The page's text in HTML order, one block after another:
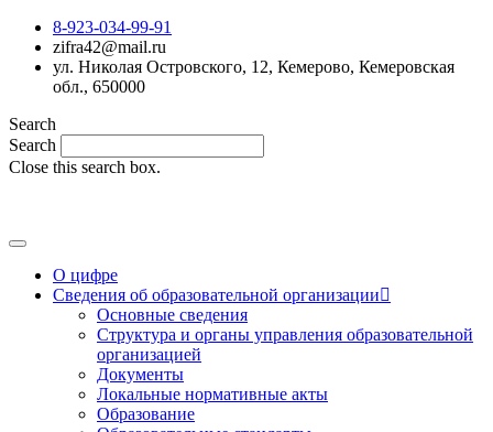
8-923-034-99-91
zifra42@mail.ru
ул. Николая Островского, 12, Кемерово, Кемеровская
обл., 650000
Search
Search
Close this search box.
О цифре
Сведения об образовательной организации
Основные сведения
Структура и органы управления образовательной
организацией
Документы
Локальные нормативные акты
Образование